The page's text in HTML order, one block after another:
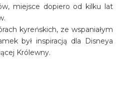
miejsce dopiero od kilku lat
kyreńskich, ze wspaniałym
był inspiracją dla Disneya
Królewny.